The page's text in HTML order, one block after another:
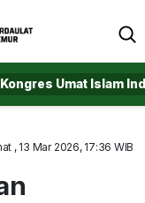
Umat Islam
, 13 Mar 2026, 17:36 WIB